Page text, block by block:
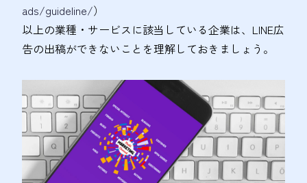
ads/guideline/）
以上の業種・サービスに該当している企業は、LINE広
告の出稿ができないことを理解しておきましょう​。